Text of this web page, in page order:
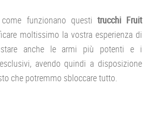
funzionano questi trucchi Fruit
moltissimo la vostra esperienza di
anche le armi più potenti e i
avendo quindi a disposizione
che potremmo sbloccare tutto.